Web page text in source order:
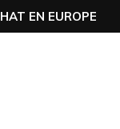
EN EUROPE